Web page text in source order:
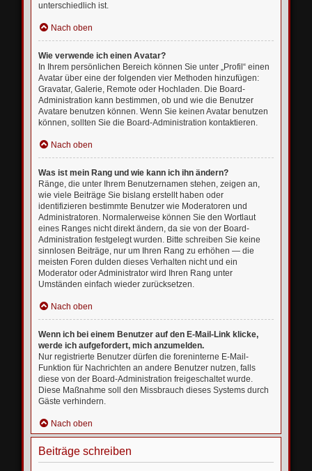
unterschiedlich ist.
Nach oben
Wie verwende ich einen Avatar?
In Ihrem persönlichen Bereich können Sie unter „Profil“ einen
Avatar über eine der folgenden vier Methoden hinzufügen:
Gravatar, Galerie, Remote oder Hochladen. Die Board-
Administration kann bestimmen, ob und wie die Benutzer
Avatare benutzen können. Wenn Sie keinen Avatar benutzen
können, sollten Sie die Board-Administration kontaktieren.
Nach oben
Was ist mein Rang und wie kann ich ihn ändern?
Ränge, die unter Ihrem Benutzernamen stehen, zeigen an,
wie viele Beiträge Sie bislang erstellt haben oder
identifizieren bestimmte Benutzer wie Moderatoren und
Administratoren. Normalerweise können Sie den Wortlaut
eines Ranges nicht direkt ändern, da sie von der Board-
Administration festgelegt wurden. Bitte schreiben Sie keine
sinnlosen Beiträge, nur um Ihren Rang zu erhöhen — die
meisten Foren dulden dieses Verhalten nicht und ein
Moderator oder Administrator wird Ihren Rang unter
Umständen einfach wieder zurücksetzen.
Nach oben
Wenn ich bei einem Benutzer auf den E-Mail-Link klicke,
werde ich aufgefordert, mich anzumelden.
Nur registrierte Benutzer dürfen die foreninterne E-Mail-
Funktion für Nachrichten an andere Benutzer nutzen, falls
diese von der Board-Administration freigeschaltet wurde.
Diese Maßnahme soll den Missbrauch dieses Systems durch
Gäste verhindern.
Nach oben
Beiträge schreiben